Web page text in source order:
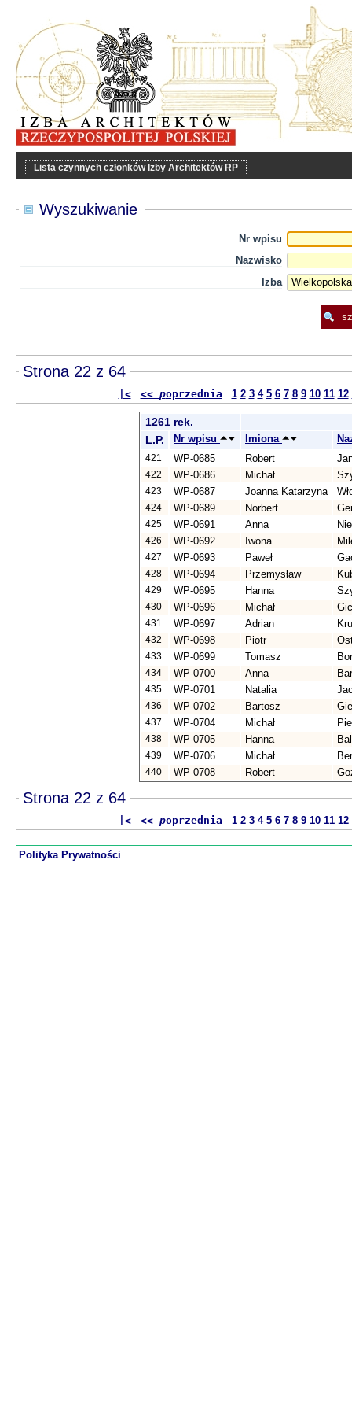
Lista czynnych członków Izby Architektów RP
Wyszukiwanie
Nr wpisu
Nazwisko
Izba
Strona 22 z 64
|< << poprzednia 1 2 3 4 5 6 7 8 9 10 11 12
1261 rek.
L.P.
Nr wpisu Imiona
421 WP-0685 Robert
422 WP-0686 Michał
423 WP-0687 Joanna Katarzyna
424 WP-0689 Norbert
425 WP-0691 Anna
426 WP-0692 Iwona
427 WP-0693 Paweł
428 WP-0694 Przemysław
429 WP-0695 Hanna
430 WP-0696 Michał Gic
431 WP-0697 Adrian
432 WP-0698 Piotr
433 WP-0699 Tomasz
434 WP-0700 Anna
435 WP-0701 Natalia
436 WP-0702 Bartosz
437 WP-0704 Michał
438 WP-0705 Hanna
439 WP-0706 Michał
440 WP-0708 Robert
Strona 22 z 64
|< << poprzednia 1 2 3 4 5 6 7 8 9 10 11 12
Polityka Prywatności